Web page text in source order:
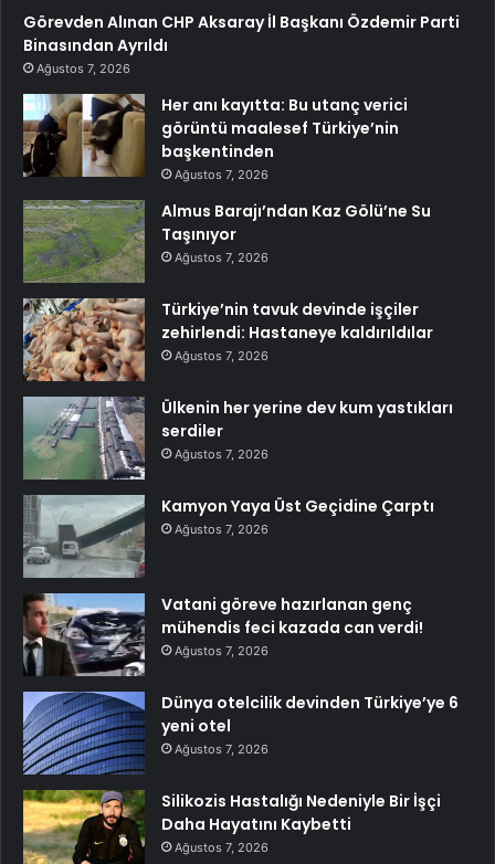
Görevden Alınan CHP Aksaray İl Başkanı Özdemir Parti
Binasından Ayrıldı
Ağustos 7, 2026
Her anı kayıtta: Bu utanç verici
görüntü maalesef Türkiye’nin
başkentinden
Ağustos 7, 2026
Almus Barajı’ndan Kaz Gölü’ne Su
Taşınıyor
Ağustos 7, 2026
Türkiye’nin tavuk devinde işçiler
zehirlendi: Hastaneye kaldırıldılar
Ağustos 7, 2026
Ülkenin her yerine dev kum yastıkları
serdiler
Ağustos 7, 2026
Kamyon Yaya Üst Geçidine Çarptı
Ağustos 7, 2026
Vatani göreve hazırlanan genç
mühendis feci kazada can verdi!
Ağustos 7, 2026
Dünya otelcilik devinden Türkiye’ye 6
yeni otel
Ağustos 7, 2026
Silikozis Hastalığı Nedeniyle Bir İşçi
Daha Hayatını Kaybetti
Ağustos 7, 2026